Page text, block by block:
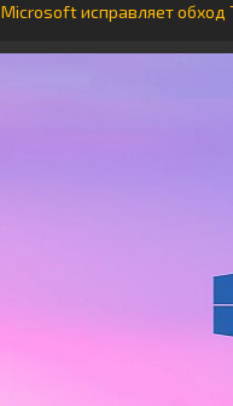
Microsoft исправляет обход